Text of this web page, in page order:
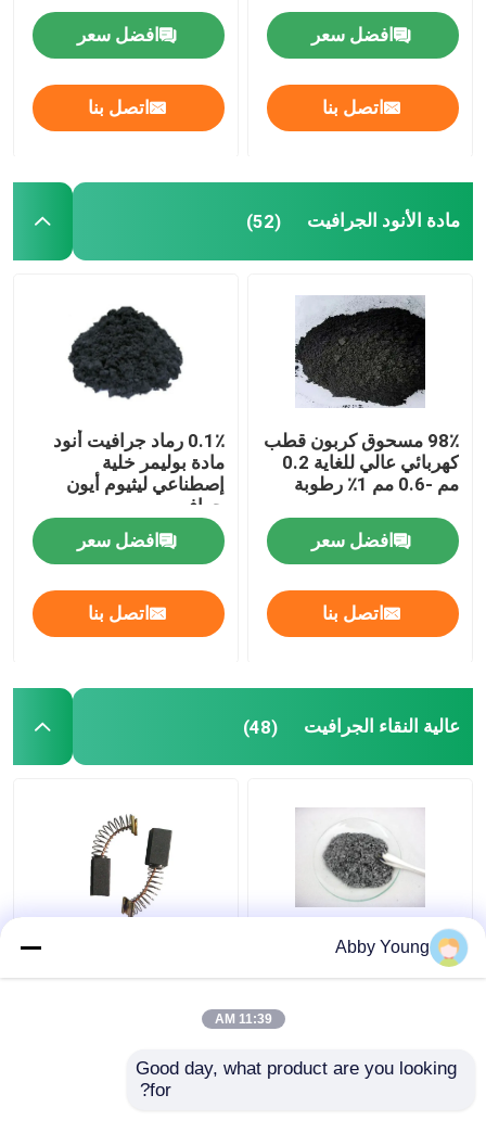
افضل سعر
اتصل بنا
افضل سعر
اتصل بنا
مادة الأنود الجرافيت (52)
98٪ مسحوق كربون قطب
كهربائي عالي للغاية 0.2
مم -0.6 مم 1٪ رطوبة
افضل سعر
اتصل بنا
0.1٪ رماد جرافيت أنود
مادة بوليمر خلية
إصطناعي ليثيوم أيون
جرافيت
افضل سعر
اتصل بنا
عالية النقاء الجرافيت (48)
2000 جزء في المليون من
الكبريت عالي النقاء من
Abby Young
11:39 AM
Good day, what product are you looking
for?